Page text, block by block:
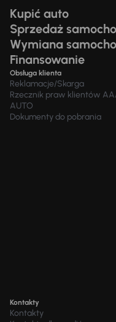
Kupić auto
Sprzedaż
Wymiana
Finansowanie
Obsługa klienta
Reklamacje/Skarga
Rzecznik praw klientów
AUTO
Dokumenty do pobrania
Kontakty
Kontakty